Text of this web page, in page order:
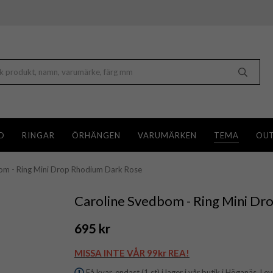
RINGAR ÖRHÄNGEN VARUMÄRKEN TEMA
- Ring Mini Drop Rhodium Dark Rose
Caroline Svedbom - Ring Mini
695 kr
MISSA INTE VÅR 99kr REA!